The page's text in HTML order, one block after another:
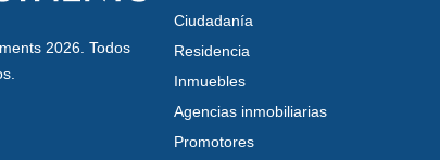
2026. Todos
Ciudadanía
Residencia
Inmuebles
Agencias inmobiliarias
Promotores